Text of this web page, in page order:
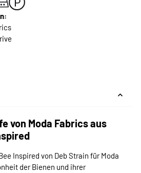
von Moda Fabrics aus
Inspired von Deb Strain für Moda
der Bienen und ihrer